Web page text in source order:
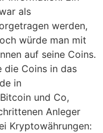
als
werden,
würde man mit
auf seine Coins.
die Coins in das
in
und Co,
Anleger
Kryptowährungen: